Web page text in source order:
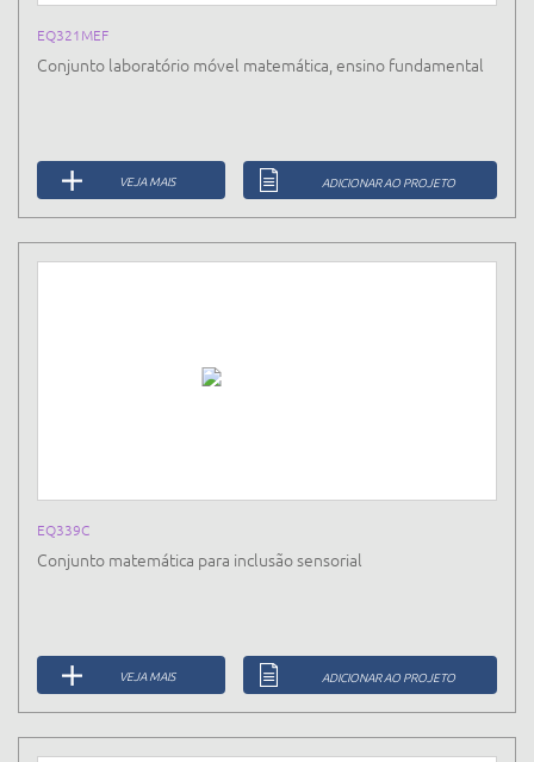
EQ321MEF
Conjunto laboratório móvel matemática, ensino fundamental
VEJA MAIS ADICIONAR AO PROJETO
EQ339C
Conjunto matemática para inclusão sensorial
VEJA MAIS ADICIONAR AO PROJETO